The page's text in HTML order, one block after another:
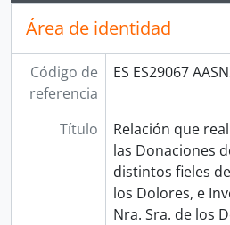
Área de identidad
Código de
referencia
ES ES29067
Título
Relación que
las Donaciones
distintos fieles
los Dolores, e
Nra. Sra. de los